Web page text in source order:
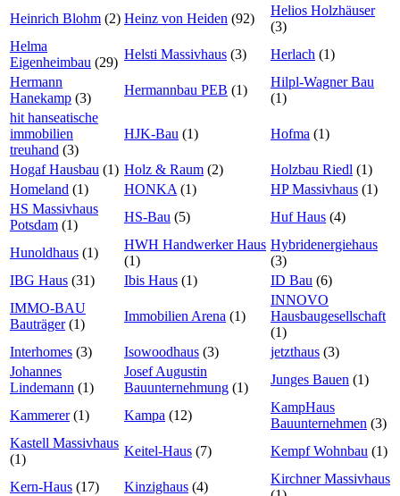
Heinrich Blohm (2) Heinz von Heiden (92)
Helios Holzhäuser
(3)
Helma
Eigenheimbau (29)
Helsti Massivhaus (3) Herlach (1)
Hermann
Hanekamp (3)
Hermannbau PEB (1)
Hilpl-Wagner Bau
(1)
hit hanseatische
immobilien
treuhand (3)
HJK-Bau (1) Hofma (1)
Hogaf Hausbau (1) Holz & Raum (2) Holzbau Riedl (1)
Homeland (1) HONKA (1) HP Massivhaus (1)
HS Massivhaus
Potsdam (1)
HS-Bau (5) Huf Haus (4)
Hunoldhaus (1)
HWH Handwerker Haus
(1)
Hybridenergiehaus
(3)
IBG Haus (31) Ibis Haus (1) ID Bau (6)
IMMO-BAU
Bauträger (1)
Immobilien Arena (1)
INNOVO
Hausbaugesellschaft
(1)
Interhomes (3) Isowoodhaus (3) jetzthaus (3)
Johannes
Lindemann (1)
Josef Augustin
Bauunternehmung (1)
Junges Bauen (1)
Kammerer (1) Kampa (12)
KampHaus
Bauunternehmen (3)
Kastell Massivhaus
(1)
Keitel-Haus (7) Kempf Wohnbau (1)
Kern-Haus (17) Kinzighaus (4)
Kirchner Massivhaus